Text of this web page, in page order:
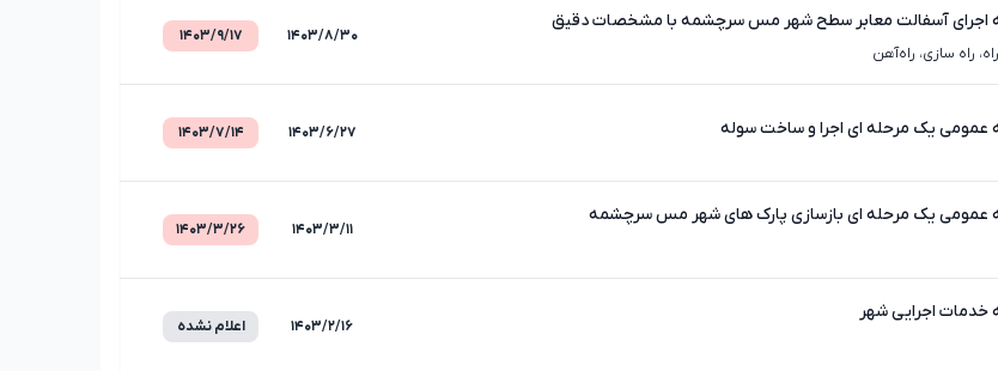
اجرای آسفالت معابر سطح شهر مس سرچشمه با مشخصات دقیق
راه، راه‌ سازی، راه‌آهن
۱۴۰۳/۸/۳۰ ۱۴۰۳/۹/۱۷
عمومی یک مرحله ای اجرا و ساخت سوله ۱۴۰۳/۶/۲۷ ۱۴۰۳/۷/۱۴
عمومی یک مرحله ای بازسازی پارک های شهر مس سرچشمه
۱۴۰۳/۳/۱۱ ۱۴۰۳/۳/۲۶
خدمات اجرایی شهر
۱۴۰۳/۲/۱۶ اعلام نشده